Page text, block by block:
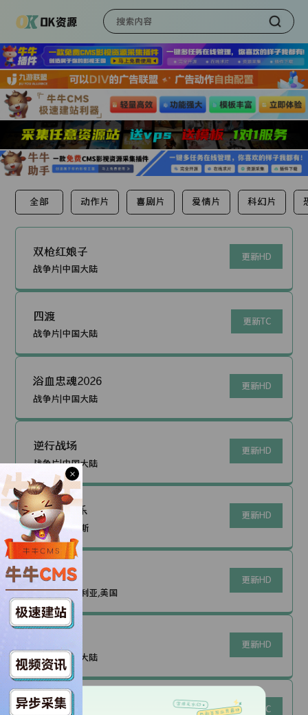
全部 动作片 喜剧片 爱情片 科幻片
双枪红娘子
战争片|中国大陆
更新HD
四渡
战争片|中国大陆
更新TC
浴血忠魂2026
战争片|中国大陆
更新HD
逆行战场
战争片|中国大陆
更新HD
战争与音乐
战争片|俄罗斯
更新HD
前哨2019
战争片|保加利亚,美国
更新HD
战争片|中国大陆
更新HD
戴高乐之战：淬炼时代 更新TC
×